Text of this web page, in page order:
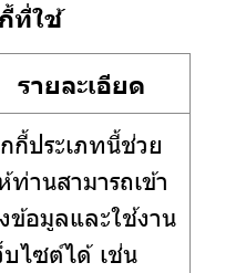
ที่ใช้
รายละเอียด
กี้ประเภทนี้ช่วย
ท่านสามารถเข้า
ข้อมูลและใช้งาน
บไซต์ได้ เช่น